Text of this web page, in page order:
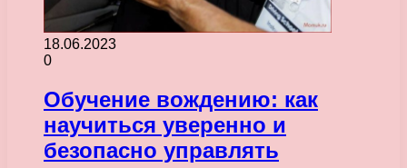
18.06.2023
0
Обучение вождению: как
научиться уверенно и
безопасно управлять